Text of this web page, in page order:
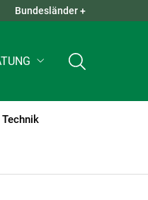
QUICK LINKS +
Bundesländer +
Technik